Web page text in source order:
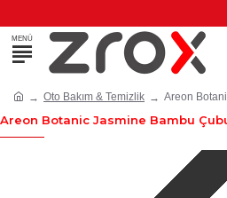
Oto Bakım & Temizlik Areon
Areon Botanic Jasmine Bambu